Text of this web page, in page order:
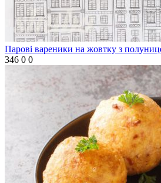
Парові вареники на жовтку з
346 0 0